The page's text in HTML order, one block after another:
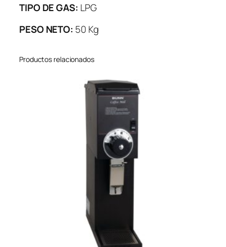
TIPO DE GAS: LPG
PESO NETO: 50 Kg
Productos relacionados